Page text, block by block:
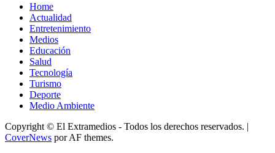
Home
Actualidad
Entretenimiento
Medios
Educación
Salud
Tecnología
Turismo
Deporte
Medio Ambiente
Copyright © El Extramedios - Todos los derechos reservados. |
CoverNews por AF themes.